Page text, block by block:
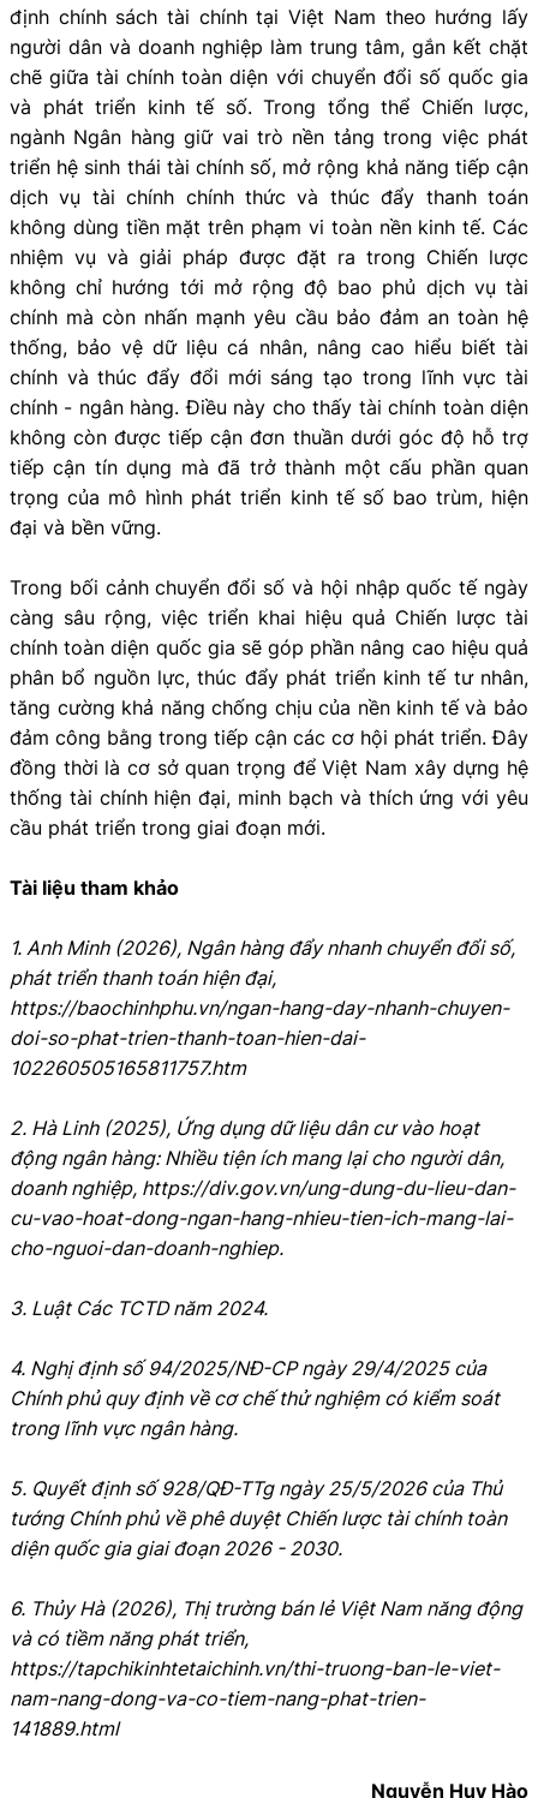
định chính sách tài chính tại Việt Nam theo hướng lấy
người dân và doanh nghiệp làm trung tâm, gắn kết chặt
chẽ giữa tài chính toàn diện với chuyển đổi số quốc gia
và phát triển kinh tế số. Trong tổng thể Chiến lược,
ngành Ngân hàng giữ vai trò nền tảng trong việc phát
triển hệ sinh thái tài chính số, mở rộng khả năng tiếp cận
dịch vụ tài chính chính thức và thúc đẩy thanh toán
không dùng tiền mặt trên phạm vi toàn nền kinh tế. Các
nhiệm vụ và giải pháp được đặt ra trong Chiến lược
không chỉ hướng tới mở rộng độ bao phủ dịch vụ tài
chính mà còn nhấn mạnh yêu cầu bảo đảm an toàn hệ
thống, bảo vệ dữ liệu cá nhân, nâng cao hiểu biết tài
chính và thúc đẩy đổi mới sáng tạo trong lĩnh vực tài
chính - ngân hàng. Điều này cho thấy tài chính toàn diện
không còn được tiếp cận đơn thuần dưới góc độ hỗ trợ
tiếp cận tín dụng mà đã trở thành một cấu phần quan
trọng của mô hình phát triển kinh tế số bao trùm, hiện
đại và bền vững.
Trong bối cảnh chuyển đổi số và hội nhập quốc tế ngày
càng sâu rộng, việc triển khai hiệu quả Chiến lược tài
chính toàn diện quốc gia sẽ góp phần nâng cao hiệu quả
phân bổ nguồn lực, thúc đẩy phát triển kinh tế tư nhân,
tăng cường khả năng chống chịu của nền kinh tế và bảo
đảm công bằng trong tiếp cận các cơ hội phát triển. Đây
đồng thời là cơ sở quan trọng để Việt Nam xây dựng hệ
thống tài chính hiện đại, minh bạch và thích ứng với yêu
cầu phát triển trong giai đoạn mới.
Tài liệu tham khảo
1. Anh Minh (2026), Ngân hàng đẩy nhanh chuyển đổi số,
phát triển thanh toán hiện đại,
https://baochinhphu.vn/ngan-hang-day-nhanh-chuyen-
doi-so-phat-trien-thanh-toan-hien-dai-
102260505165811757.htm
2. Hà Linh (2025), Ứng dụng dữ liệu dân cư vào hoạt
động ngân hàng: Nhiều tiện ích mang lại cho người dân,
doanh nghiệp, https://div.gov.vn/ung-dung-du-lieu-dan-
cu-vao-hoat-dong-ngan-hang-nhieu-tien-ich-mang-lai-
cho-nguoi-dan-doanh-nghiep.
3. Luật Các TCTD năm 2024.
4. Nghị định số 94/2025/NĐ-CP ngày 29/4/2025 của
Chính phủ quy định về cơ chế thử nghiệm có kiểm soát
trong lĩnh vực ngân hàng.
5. Quyết định số 928/QĐ-TTg ngày 25/5/2026 của Thủ
tướng Chính phủ về phê duyệt Chiến lược tài chính toàn
diện quốc gia giai đoạn 2026 - 2030.
6. Thủy Hà (2026), Thị trường bán lẻ Việt Nam năng động
và có tiềm năng phát triển,
https://tapchikinhtetaichinh.vn/thi-truong-ban-le-viet-
nam-nang-dong-va-co-tiem-nang-phat-trien-
141889.html
Nguyễn Huy Hào